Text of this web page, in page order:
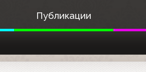
Публикации